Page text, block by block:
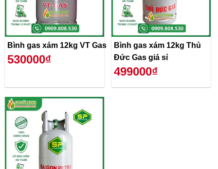
Bình gas xám 12kg VT Gas
530000₫
Bình gas xám 12kg Thủ
Đức Gas giá sỉ
499000₫